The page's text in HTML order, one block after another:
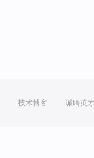
技术博客 诚聘英才